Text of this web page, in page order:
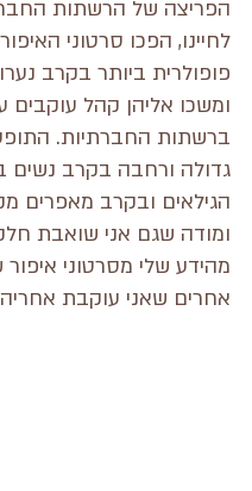
הפריצה של הרשתות
לחיינו, הפכו סרטוני
פופולרית ביותר בקרב
ומשכו אליהן קהל עוקבים
ברשתות החברתיות.
גדולה ורחבה בקרב נשים
הגילאים ובקרב מאפרים
ומודה שגם אני שואבת
מהידע שלי מסרטוני
אחרים שאני עוקבת